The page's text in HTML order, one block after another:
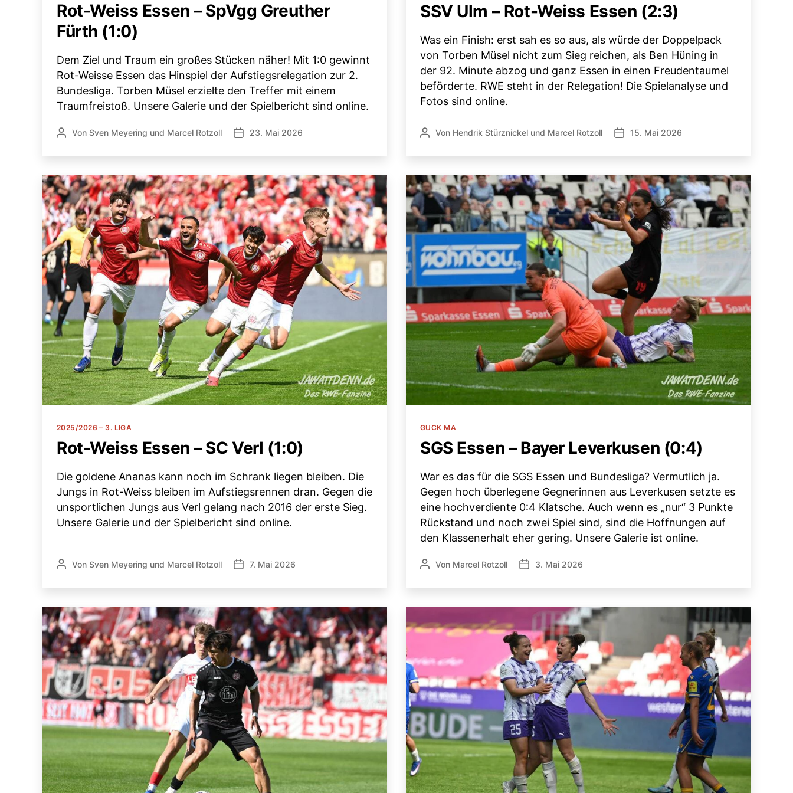
Rot-Weiss Essen – SpVgg Greuther
Fürth (1:0)
Dem Ziel und Traum ein großes Stücken näher! Mit 1:0 gewinnt
Rot-Weisse Essen das Hinspiel der Aufstiegsrelegation zur 2.
Bundesliga. Torben Müsel erzielte den Treffer mit einem
Traumfreistoß. Unsere Galerie und der Spielbericht sind online.
Beitragsautor
Von Sven Meyering und Marcel Rotzoll Veröffentlichungsdatum
23. Mai 2026
SSV Ulm – Rot-Weiss Essen (2:3)
Was ein Finish: erst sah es so aus, als würde der Doppelpack
von Torben Müsel nicht zum Sieg reichen, als Ben Hüning in
der 92. Minute abzog und ganz Essen in einen Freudentaumel
beförderte. RWE steht in der Relegation! Die Spielanalyse und
Fotos sind online.
Beitragsautor
Von Hendrik Stürznickel und Marcel Rotzoll Veröffentlichungsdatum
15. Mai 2026
Kategorien
2025/2026 – 3. LIGA
Rot-Weiss Essen – SC Verl (1:0)
Die goldene Ananas kann noch im Schrank liegen bleiben. Die
Jungs in Rot-Weiss bleiben im Aufstiegsrennen dran. Gegen die
unsportlichen Jungs aus Verl gelang nach 2016 der erste Sieg.
Unsere Galerie und der Spielbericht sind online.
Beitragsautor
Von Sven Meyering und Marcel Rotzoll Veröffentlichungsdatum
7. Mai 2026
Kategorien
GUCK MA
SGS Essen – Bayer Leverkusen (0:4)
War es das für die SGS Essen und Bundesliga? Vermutlich ja.
Gegen hoch überlegene Gegnerinnen aus Leverkusen setzte es
eine hochverdiente 0:4 Klatsche. Auch wenn es „nur“ 3 Punkte
Rückstand und noch zwei Spiel sind, sind die Hoffnungen auf
den Klassenerhalt eher gering. Unsere Galerie ist online.
Beitragsautor
Von Marcel Rotzoll Veröffentlichungsdatum
3. Mai 2026